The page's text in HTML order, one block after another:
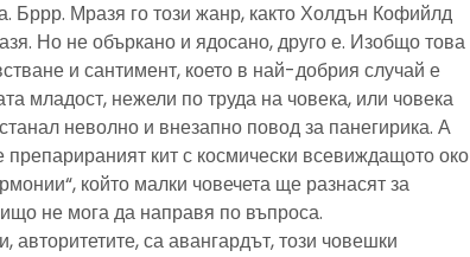
Бррр. Мразя го този жанр, както Холдън Кофийлд
Но не объркано и ядосано, друго е. Изобщо това
и сантимент, което в най-добрия случай е
младост, нежели по труда на човека, или човека
неволно и внезапно повод за панегирика. А
препарираният кит с космически всевиждащото око
който малки човечета ще разнасят за
не мога да направя по въпроса.
авторитетите, са авангардът, този човешки